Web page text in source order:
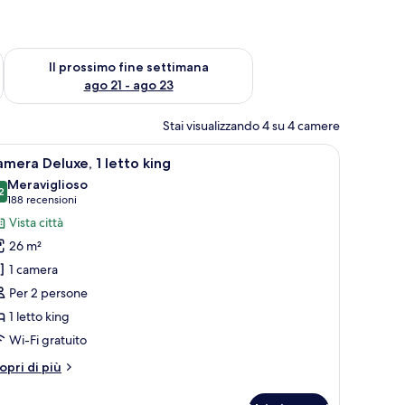
ago 14 - ago 16
Il prossimo fine settimana
ago 21 - ago 23
Verifica la disponibilità per il prossimo fine settimana, ago 21
Stai visualizzando 4 su 4 camere
piatto.salotto e un'ampia finestra con tende.Una camera d'albergo con un letto, una
10 Deluxe, 1 letto king
su 10
Meraviglioso
188 recensioni
(188
recensioni)
Vista città
26 m²
1 camera
Per 2 persone
1 letto king
Wi-Fi gratuito
di più